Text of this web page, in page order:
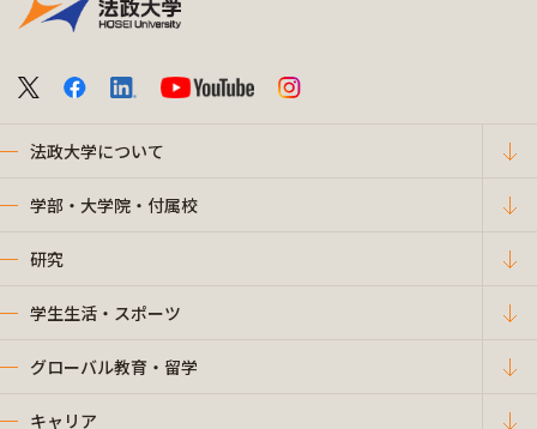
法政大学について
学部・大学院・付属校
研究
学生生活・スポーツ
グローバル教育・留学
キャリア